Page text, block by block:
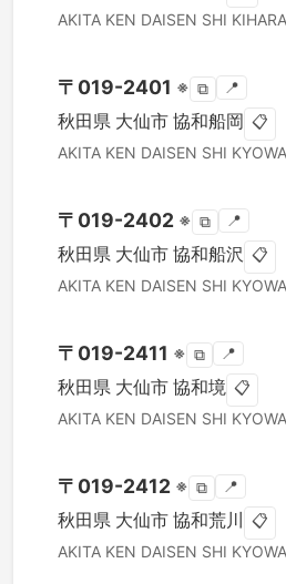
AKITA KEN DAISEN SHI
〒 019-2401 ※ ⧉ 📍
秋田県 大仙市 協和船岡 📋
AKITA KEN DAISEN SHI
〒 019-2402 ※ ⧉ 📍
秋田県 大仙市 協和船沢 📋
AKITA KEN DAISEN SHI
〒 019-2411 ※ ⧉ 📍
秋田県 大仙市 協和境 📋
AKITA KEN DAISEN SHI
〒 019-2412 ※ ⧉ 📍
秋田県 大仙市 協和荒川 📋
AKITA KEN DAISEN SHI